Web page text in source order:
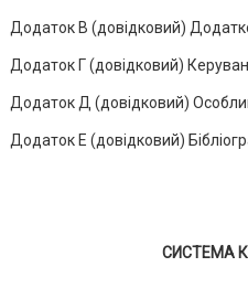
Додаток В (довідковий)
Додаток Г (довідковий)
Додаток Д (довідковий)
Додаток Е (довідковий)
СИСТЕМА